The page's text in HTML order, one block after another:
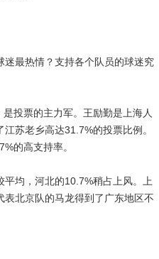
最热情？支持各个队员的球迷究
投票的主力军。王励勤是上海人
苏老乡高达31.7%的投票比例。
的高支持率。
均，河北的10.7%稍占上风。上
北京队的马龙得到了广东地区不